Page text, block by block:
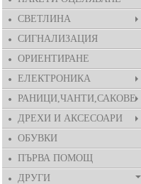
СВЕТЛИНА
СИГНАЛИЗАЦИЯ
ОРИЕНТИРАНЕ
ЕЛЕКТРОНИКА
РАНИЦИ,ЧАНТИ,САКОВЕ
ДРЕХИ И АКСЕСОАРИ
ОБУВКИ
ПЪРВА ПОМОЩ
ДРУГИ